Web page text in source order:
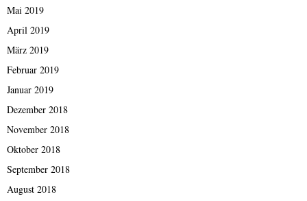
Mai 2019
April 2019
März 2019
Februar 2019
Januar 2019
Dezember 2018
November 2018
Oktober 2018
September 2018
August 2018